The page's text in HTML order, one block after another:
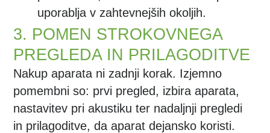
uporablja v zahtevnejših okoljih.
3. POMEN STROKOVNEGA
PREGLEDA IN PRILAGODITVE
Nakup aparata ni zadnji korak. Izjemno
pomembni so: prvi pregled, izbira aparata,
nastavitev pri akustiku ter nadaljnji pregledi
in prilagoditve, da aparat dejansko koristi.